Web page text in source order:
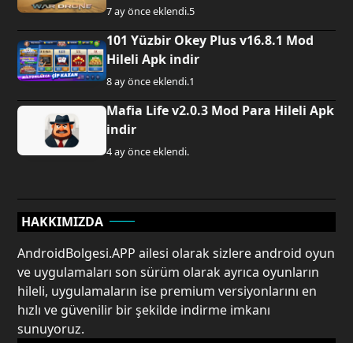
7 ay önce eklendi.5
101 Yüzbir Okey Plus v16.8.1 Mod
Hileli Apk indir
8 ay önce eklendi.1
Mafia Life v2.0.3 Mod Para Hileli Apk
indir
4 ay önce eklendi.
HAKKIMIZDA
AndroidBolgesi.APP ailesi olarak sizlere android oyun
ve uygulamaları son sürüm olarak ayrıca oyunların
hileli, uygulamaların ise premium versiyonlarını en
hızlı ve güvenilir bir şekilde indirme imkanı
sunuyoruz.